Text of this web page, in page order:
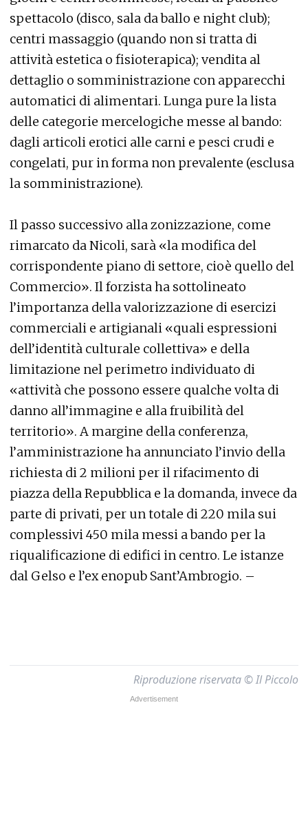
spettacolo (disco, sala da ballo e night club);
centri massaggio (quando non si tratta di
attività estetica o fisioterapica); vendita al
dettaglio o somministrazione con apparecchi
automatici di alimentari. Lunga pure la lista
delle categorie mercelogiche messe al bando:
dagli articoli erotici alle carni e pesci crudi e
congelati, pur in forma non prevalente (esclusa
la somministrazione).
Il passo successivo alla zonizzazione, come
rimarcato da Nicoli, sarà «la modifica del
corrispondente piano di settore, cioè quello del
Commercio». Il forzista ha sottolineato
l’importanza della valorizzazione di esercizi
commerciali e artigianali «quali espressioni
dell’identità culturale collettiva» e della
limitazione nel perimetro individuato di
«attività che possono essere qualche volta di
danno all’immagine e alla fruibilità del
territorio». A margine della conferenza,
l’amministrazione ha annunciato l’invio della
richiesta di 2 milioni per il rifacimento di
piazza della Repubblica e la domanda, invece da
parte di privati, per un totale di 220 mila sui
complessivi 450 mila messi a bando per la
riqualificazione di edifici in centro. Le istanze
dal Gelso e l’ex enopub Sant’Ambrogio. –
Riproduzione riservata © Il Piccolo